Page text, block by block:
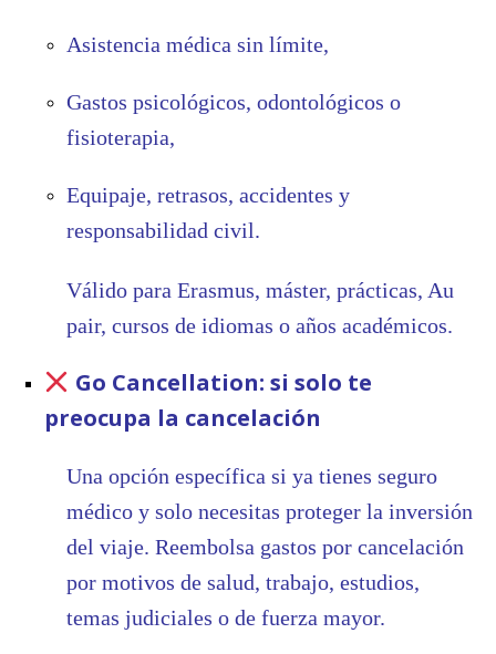
Asistencia médica sin límite,
Gastos psicológicos, odontológicos o
fisioterapia,
Equipaje, retrasos, accidentes y
responsabilidad civil.
Válido para Erasmus, máster, prácticas, Au
pair, cursos de idiomas o años académicos.
Go Cancellation: si solo te
preocupa la cancelación
Una opción específica si ya tienes seguro
médico y solo necesitas proteger la inversión
del viaje. Reembolsa gastos por cancelación
por motivos de salud, trabajo, estudios,
temas judiciales o de fuerza mayor.